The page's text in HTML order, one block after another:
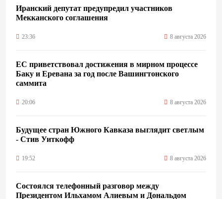
Иранский депутат предупредил участников
Мекканского соглашения
23:36 8 августа 2026
ЕС приветствовал достижения в мирном процессе
Баку и Еревана за год после Вашингтонского
саммита
20:06 8 августа 2026
Будущее стран Южного Кавказа выглядит светлым
- Стив Уиткофф
19:52 8 августа 2026
Состоялся телефонный разговор между
Президентом Ильхамом Алиевым и Дональдом